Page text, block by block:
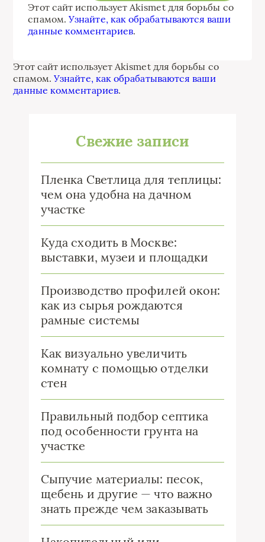
Этот сайт использует Akismet для борьбы со
спамом.Узнайте, как обрабатываются ваши
данные комментариев.
Этот сайт использует Akismet для борьбы со
спамом.Узнайте, как обрабатываются ваши
данные комментариев.
Свежие записи
Пленка Светлица для теплицы:
чем она удобна на дачном
участке
Куда сходить в Москве:
выставки, музеи и площадки
Производство профилей окон:
как из сырья рождаются
рамные системы
Как визуально увеличить
комнату с помощью отделки
стен
Правильный подбор септика
под особенности грунта на
участке
Сыпучие материалы: песок,
щебень и другие — что важно
знать прежде чем заказывать